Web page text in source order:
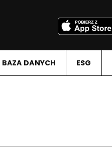
BAZA DANYCH ESG